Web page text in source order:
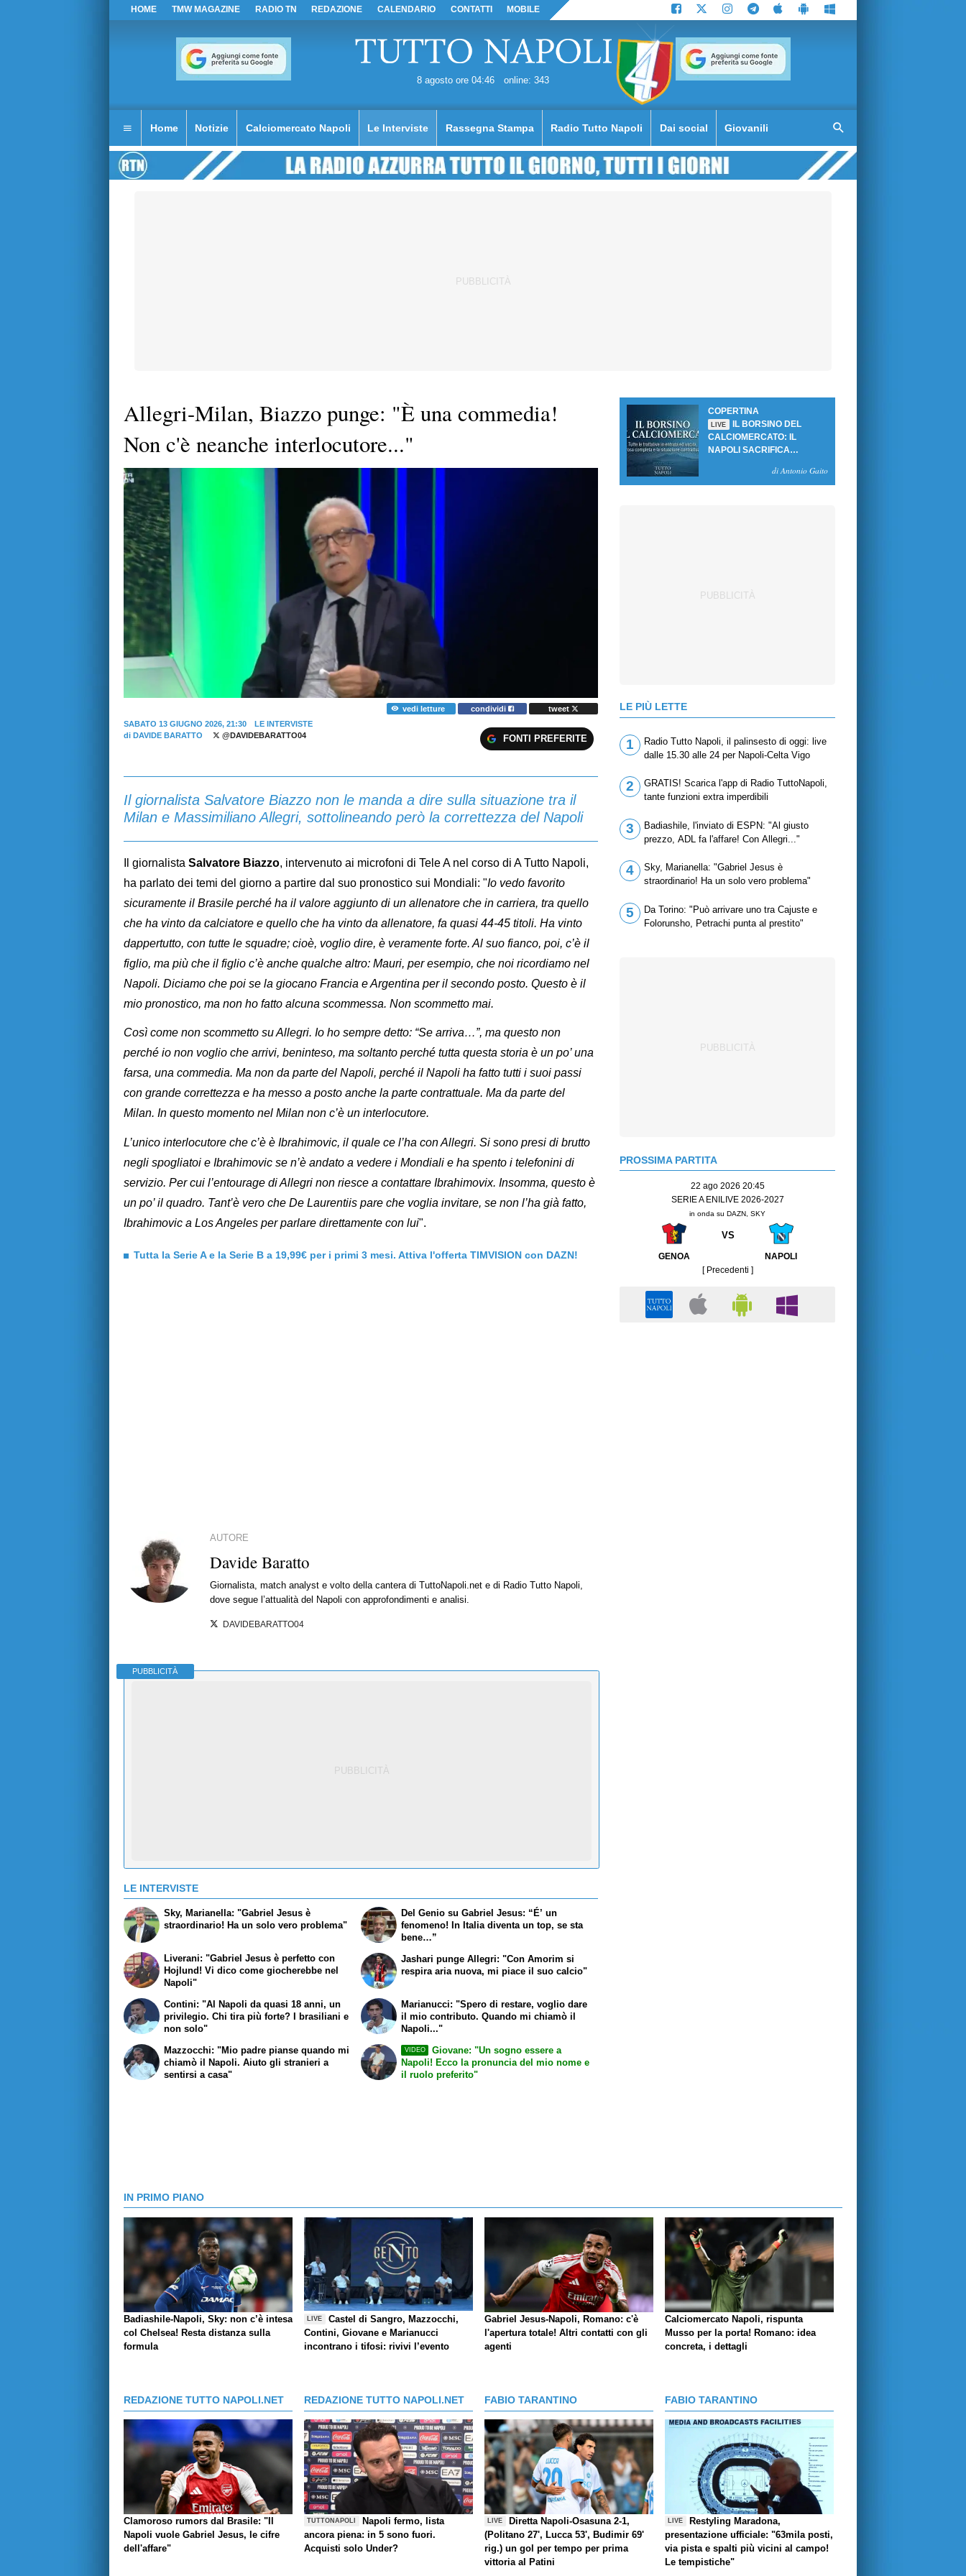
HOME TMW MAGAZINE RADIO TN REDAZIONE CALENDARIO CONTATTI MOBILE
8 agosto ore 04:46 online: 343
Home Notizie Calciomercato Napoli Le Interviste Rassegna Stampa Radio Tutto Napoli Dai social Giovanili
Allegri-Milan, Biazzo punge: "È una commedia!
Non c'è neanche interlocutore..."
vedi letture condividi
tweet
SABATO 13 GIUGNO 2026, 21:30
LE INTERVISTE
di DAVIDE BARATTO @DAVIDEBARATTO04 FONTI PREFERITE
Il giornalista Salvatore Biazzo non le manda a dire sulla situazione tra il
Milan e Massimiliano Allegri, sottolineando però la correttezza del Napoli
Il giornalista Salvatore Biazzo, intervenuto ai microfoni di Tele A nel corso di A Tutto Napoli,
ha parlato dei temi del giorno a partire dal suo pronostico sui Mondiali: "Io vedo favorito
sicuramente il Brasile perché ha il valore aggiunto di un allenatore che in carriera, tra quello
che ha vinto da calciatore e quello che ha vinto da allenatore, fa quasi 44-45 titoli. Ha vinto
dappertutto, con tutte le squadre; cioè, voglio dire, è veramente forte. Al suo fianco, poi, c’è il
figlio, ma più che il figlio c’è anche qualche altro: Mauri, per esempio, che noi ricordiamo nel
Napoli. Diciamo che poi se la giocano Francia e Argentina per il secondo posto. Questo è il
mio pronostico, ma non ho fatto alcuna scommessa. Non scommetto mai.
Così come non scommetto su Allegri. Io ho sempre detto: “Se arriva…”, ma questo non
perché io non voglio che arrivi, beninteso, ma soltanto perché tutta questa storia è un po’ una
farsa, una commedia. Ma non da parte del Napoli, perché il Napoli ha fatto tutti i suoi passi
con grande correttezza e ha messo a posto anche la parte contrattuale. Ma da parte del
Milan. In questo momento nel Milan non c’è un interlocutore.
L’unico interlocutore che c’è è Ibrahimovic, il quale ce l’ha con Allegri. Si sono presi di brutto
negli spogliatoi e Ibrahimovic se n’è andato a vedere i Mondiali e ha spento i telefonini di
servizio. Per cui l’entourage di Allegri non riesce a contattare Ibrahimovix. Insomma, questo è
un po’ il quadro. Tant’è vero che De Laurentiis pare che voglia invitare, se non l’ha già fatto,
Ibrahimovic a Los Angeles per parlare direttamente con lui".
Tutta la Serie A e la Serie B a 19,99€ per i primi 3 mesi. Attiva l'offerta TIMVISION con DAZN!
AUTORE
Davide Baratto
Giornalista, match analyst e volto della cantera di TuttoNapoli.net e di Radio Tutto Napoli,
dove segue l’attualità del Napoli con approfondimenti e analisi.
DAVIDEBARATTO04
PUBBLICITÀ
LE INTERVISTE
Sky, Marianella: "Gabriel Jesus è
straordinario! Ha un solo vero problema"
Liverani: "Gabriel Jesus è perfetto con
Hojlund! Vi dico come giocherebbe nel
Napoli"
Del Genio su Gabriel Jesus: “É’ un
fenomeno! In Italia diventa un top, se sta
bene…”
Jashari punge Allegri: "Con Amorim si
respira aria nuova, mi piace il suo calcio"
Contini: "Al Napoli da quasi 18 anni, un
privilegio. Chi tira più forte? I brasiliani e
non solo"
Mazzocchi: "Mio padre pianse quando mi
chiamò il Napoli. Aiuto gli stranieri a
sentirsi a casa"
Marianucci: "Spero di restare, voglio dare
il mio contributo. Quando mi chiamò il
Napoli..."
VIDEO
Giovane: "Un sogno essere a
Napoli! Ecco la pronuncia del mio nome e
il ruolo preferito"
COPERTINA
LIVE
IL BORSINO DEL
CALCIOMERCATO: IL
NAPOLI SACRIFICA
SBLOCCANO ARRIVIdi Antonio Gaito
LE PIÙ LETTE
1
Radio Tutto Napoli, il palinsesto di oggi: live
dalle 15.30 alle 24 per Napoli-Celta Vigo
2
GRATIS! Scarica l'app di Radio TuttoNapoli,
tante funzioni extra imperdibili
3
Badiashile, l'inviato di ESPN: "Al giusto
prezzo, ADL fa l'affare! Con Allegri..."
4
Sky, Marianella: "Gabriel Jesus è
straordinario! Ha un solo vero problema"
5
Da Torino: "Può arrivare uno tra Cajuste e
Folorunsho, Petrachi punta al prestito"
PROSSIMA PARTITA
22 ago 2026 20:45
SERIE A ENILIVE 2026-2027
in onda su DAZN, SKY
VS
GENOA
NAPOLI
[ Precedenti ]
IN PRIMO PIANO
Badiashile-Napoli, Sky: non c’è intesa
col Chelsea! Resta distanza sulla
formula
LIVE
Castel di Sangro, Mazzocchi,
Contini, Giovane e Marianucci
incontrano i tifosi: rivivi l’evento
Gabriel Jesus-Napoli, Romano: c'è
l'apertura totale! Altri contatti con gli
agenti
Calciomercato Napoli, rispunta
Musso per la porta! Romano: idea
concreta, i dettagli
REDAZIONE TUTTO NAPOLI.NET
Clamoroso rumors dal Brasile: "Il
Napoli vuole Gabriel Jesus, le cifre
dell'affare"
REDAZIONE TUTTO NAPOLI.NET
TUTTONAPOLI
Napoli fermo, lista
ancora piena: in 5 sono fuori.
Acquisti solo Under?
FABIO TARANTINO
LIVE
Diretta Napoli-Osasuna 2-1,
(Politano 27', Lucca 53', Budimir 69'
rig.) un gol per tempo per prima
vittoria al Patini
FABIO TARANTINO
LIVE
Restyling Maradona,
presentazione ufficiale: "63mila posti,
via pista e spalti più vicini al campo!
Le tempistiche"